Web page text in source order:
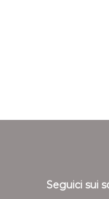
Seguici sui